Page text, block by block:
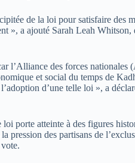
de la loi pour satisfaire des
», a ajouté Sarah Leah
l’Alliance des forces
et social du temps de
d’une telle loi », a
porte atteinte à des figures
des partisans de